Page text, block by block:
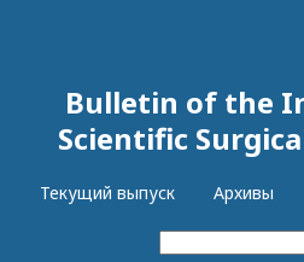
Bulletin of the
Scientific
Текущий выпуск Архивы